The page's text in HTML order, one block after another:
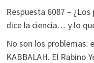
Respuesta 6087 –
dice la ciencia… y lo
No son los problemas:
KABBALAH. El Rabino